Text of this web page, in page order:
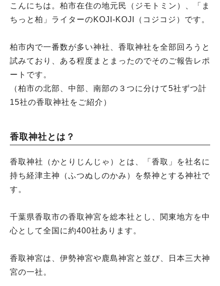
こんにちは。柏市在住の地元民（ジモトミン）、「ま
ちっと柏」ライターのKOJI-KOJI（コジコジ）です。
柏市内で一番数が多い神社、香取神社を全部回ろうと
試みており、ある程度まとまったのでそのご報告レポ
ートです。
（柏市の北部、中部、南部の３つに分けて5社ずつ計
15社の香取神社をご紹介）
香取神社とは？
香取神社（かとりじんじゃ）とは、「香取」を社名に
持ち経津主神（ふつぬしのかみ）を祭神とする神社で
す。
千葉県香取市の香取神宮を総本社とし、関東地方を中
心として全国に約400社あります。
香取神宮は、伊勢神宮や鹿島神宮と並び、日本三大神
宮の一社。